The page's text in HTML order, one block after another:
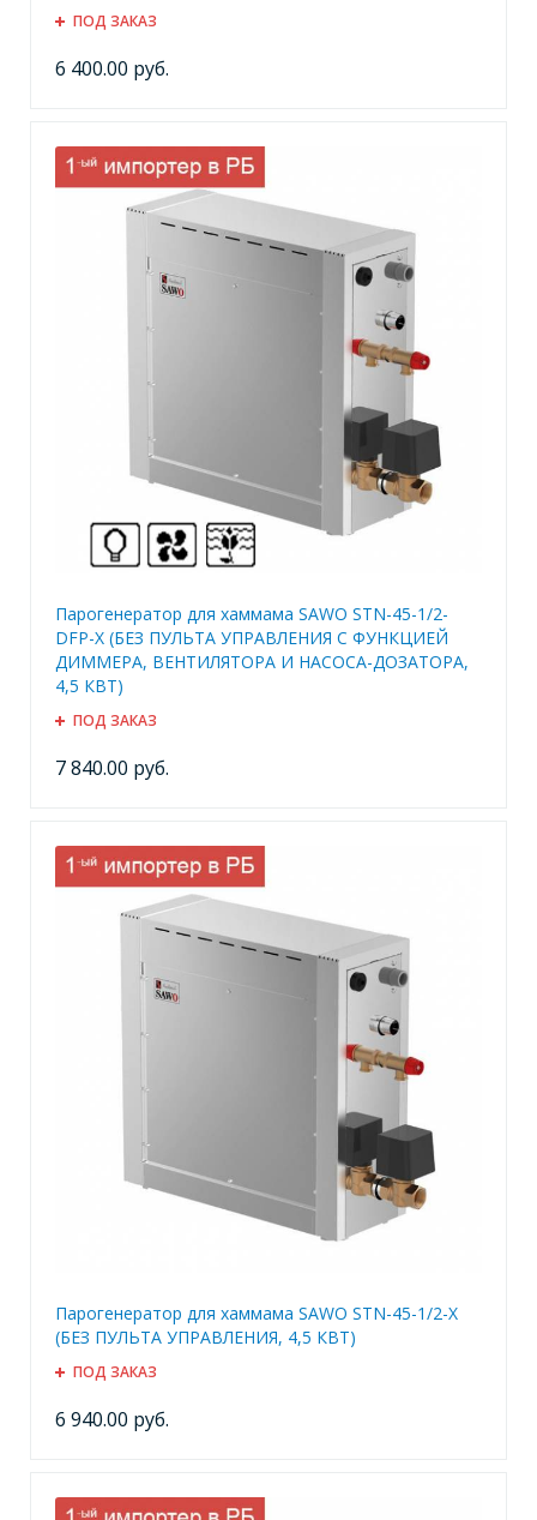
ПОД ЗАКАЗ
6 400.00 руб.
Парогенератор для хаммама SAWO STN-45-1/2-
DFP-X (БЕЗ ПУЛЬТА УПРАВЛЕНИЯ С ФУНКЦИЕЙ
ДИММЕРА, ВЕНТИЛЯТОРА И НАСОСА-ДОЗАТОРА,
4,5 КВТ)
ПОД ЗАКАЗ
7 840.00 руб.
Парогенератор для хаммама SAWO STN-45-1/2-X
(БЕЗ ПУЛЬТА УПРАВЛЕНИЯ, 4,5 КВТ)
ПОД ЗАКАЗ
6 940.00 руб.